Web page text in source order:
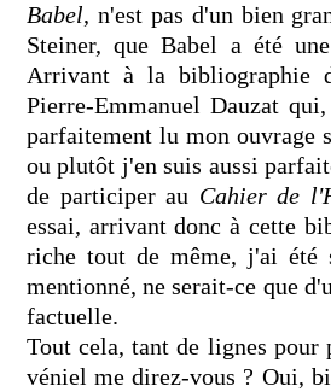
Babel, n'est pas d'un bien
Steiner, que Babel a été
Arrivant à la bibliographie
Pierre-Emmanuel Dauzat
parfaitement lu mon ouvrage
ou plutôt j'en suis aussi
de participer au Cahier de
essai, arrivant donc à cette
riche tout de même, j'ai été
mentionné, ne serait-ce que
factuelle.
Tout cela, tant de lignes pour
véniel me direz-vous ? Oui,